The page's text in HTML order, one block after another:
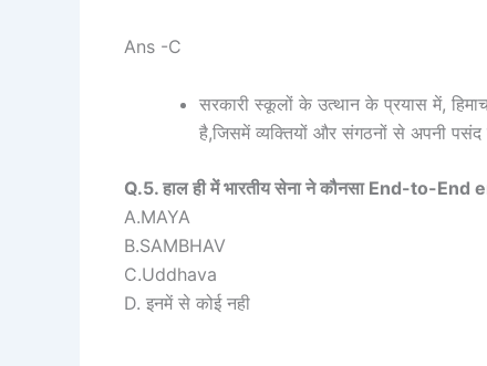
Ans -C
सरकारी स्कूलों के उत्थान के प्रयास में,
है,जिसमें व्यक्तियों और संगठनों से अपनी
Q.5. हाल ही में भारतीय सेना ने कौनसा End-to-
A.MAYA
B.SAMBHAV
C.Uddhava
D. इनमें से कोई नही